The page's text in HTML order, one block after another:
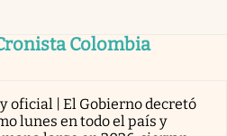
Colombia
oficial | El Gobierno decretó
lunes en todo el país y